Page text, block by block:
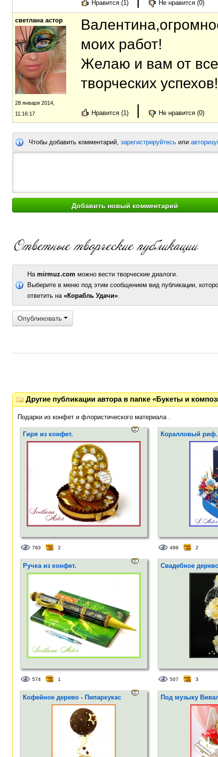
Нравится (1) Не нравится (0)
светлана астор
28 января 2014,
11:16:17
моих работ!
Желаю и вам от
творческих успехов!
Нравится (1) | Не нравится (0)
Чтобы добавить комментарий, зарегистрируйтесь или
На mirmuz.com можно вести творческие диалоги.
Выберите в меню под этим сообщением вид публикации,
ответить на «Корабль Удачи»
Опубликовать
Другие публикации автора в папке «Букеты и
Подарки из конфет и флористического материала .
Гиря из конфет.
793 2
Коралловый риф.
499 2
Ручка из конфет.
574 1
Свадебное
507 3
Кофейное дерево - Пипаркукас Под музыку